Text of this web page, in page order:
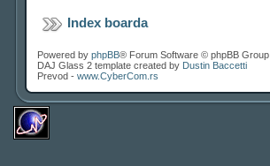
Index boarda
Powered by phpBB® Forum Software © phpBB Group
DAJ Glass 2 template created by Dustin Baccetti
Prevod - www.CyberCom.rs